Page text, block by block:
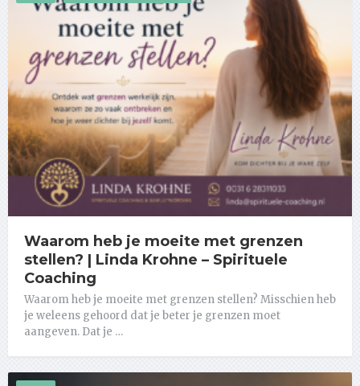
Waarom heb je moeite met grenzen
stellen? | Linda Krohne – Spirituele
Coaching
Waarom heb je moeite met grenzen stellen? Misschien heb
je weleens gehoord dat je beter je grenzen moet
aangeven. Dat je …